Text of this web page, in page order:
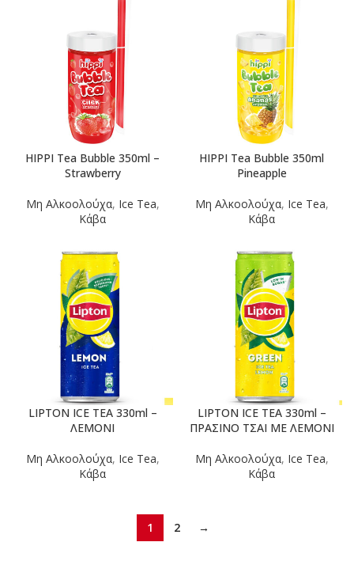
HIPPI Tea Bubble 350ml –
Strawberry
Μη Αλκοολούχα, Ice Tea,
Κάβα
HIPPI Tea Bubble 350ml
Pineapple
Μη Αλκοολούχα, Ice Tea,
Κάβα
LIPTON ICE TEA 330ml –
ΛΕΜΟΝΙ
Μη Αλκοολούχα, Ice Tea,
Κάβα
LIPTON ICE TEA 330ml –
ΠΡΑΣΙΝΟ ΤΣΑΙ ΜΕ ΛΕΜΟΝΙ
Μη Αλκοολούχα, Ice Tea,
Κάβα
1 2 →